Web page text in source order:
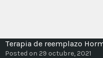
Terapia de reemplazo
Posted on 29 octubre, 2021